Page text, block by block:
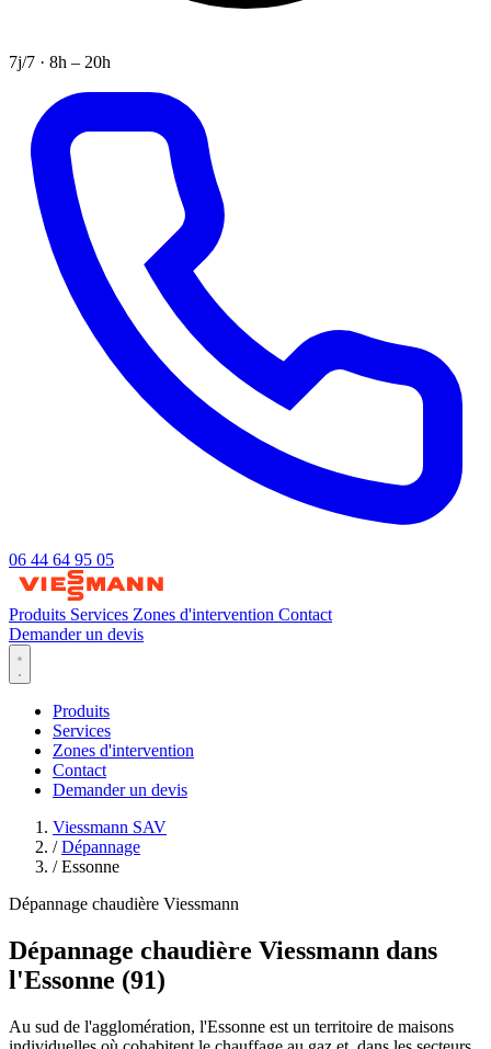
7j/7 · 8h – 20h
06 44 64 95 05
Produits Services Zones d'intervention Contact
Demander un devis
Produits
Services
Zones d'intervention
Contact
Demander un devis
Viessmann SAV
/ Dépannage
/ Essonne
Dépannage chaudière Viessmann
Dépannage chaudière Viessmann dans
l'Essonne (91)
Au sud de l'agglomération, l'Essonne est un territoire de maisons